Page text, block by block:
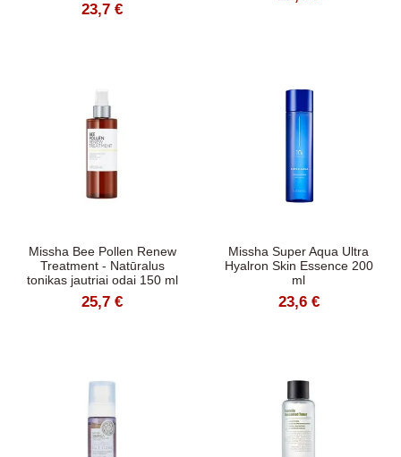
23,7 €
Missha Bee Pollen Renew
Treatment - Natūralus
tonikas jautriai odai 150 ml
25,7 €
Missha Super Aqua Ultra
Hyalron Skin Essence 200
ml
23,6 €